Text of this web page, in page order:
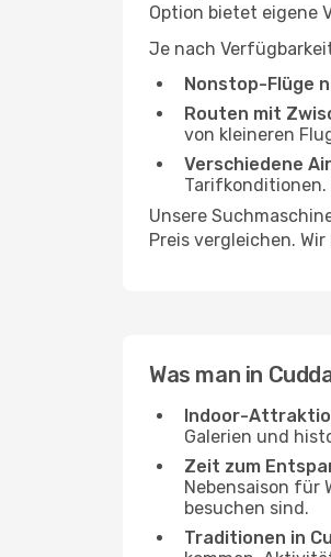
Option bietet eigene
Je nach
Nonstop-Flüge
Routen mit
von kleineren
Verschiedene
Tarifkonditionen.
Unsere
Preis vergleichen.
Was man in
Indoor-
Galerien und
Zeit zum
Nebensaison für
besuchen sind.
Traditionen in